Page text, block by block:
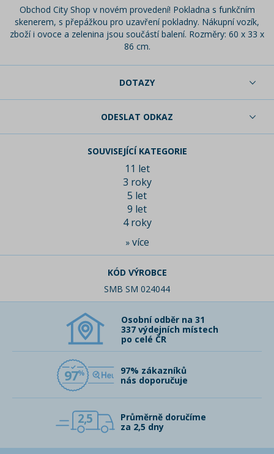
Obchod City Shop v novém provedení! Pokladna s funkčním
skenerem, s přepážkou pro uzavření pokladny. Nákupní vozík,
zboží i ovoce a zelenina jsou součástí balení. Rozměry: 60 x 33 x
86 cm.
DOTAZY
ODESLAT ODKAZ
SOUVISEJÍCÍ KATEGORIE
11 let
3 roky
5 let
9 let
4 roky
» více
KÓD VÝROBCE
SMB SM 024044
Osobní odběr na 31
337 výdejních místech
po celé ČR
97
97% zákazníků
nás doporučuje
2,5
Průměrně doručíme
za 2,5 dny